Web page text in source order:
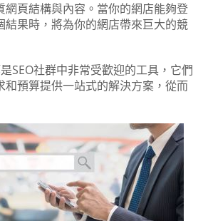
網頁結構與內容。當你的網店能夠登
結果時，將為你的網店帶來巨大的競
SEO社群中非常受歡迎的工具，它們
和預算提供一站式的解決方案，從而